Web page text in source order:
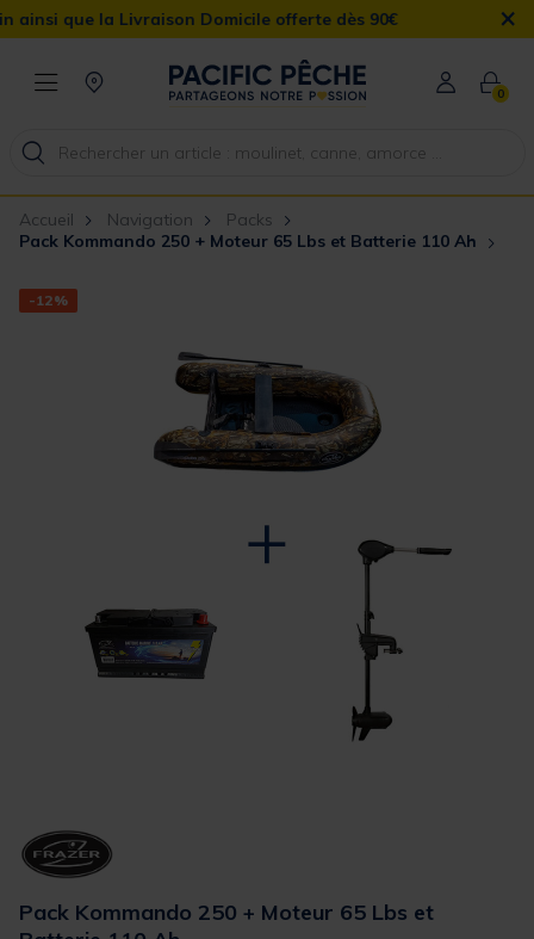
Livraison Domicile offerte dès 90€ ×
0
Accueil Navigation
Packs
Pack Kommando 250 + Moteur 65 Lbs et Batterie 110 Ah
-12%
Pack Kommando 250 + Moteur 65 Lbs et